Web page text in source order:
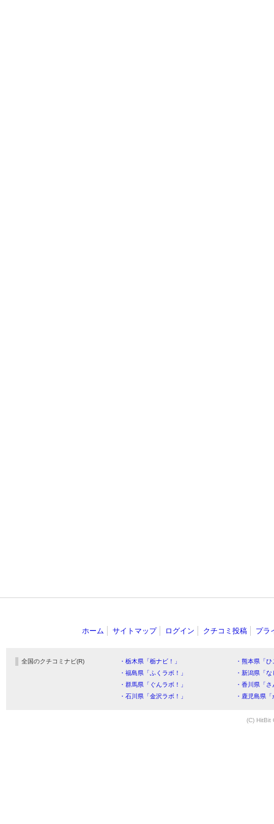
ホーム サイトマップ ログイン クチコミ投稿 プラ
全国のクチコミナビ(R) ・栃木県「栃ナビ！」
・熊本県「
・福島県「ふくラボ！」
・新潟県「
・群馬県「ぐんラボ！」
・香川県「
・石川県「金沢ラボ！」
・鹿児島県
(C) HitBit